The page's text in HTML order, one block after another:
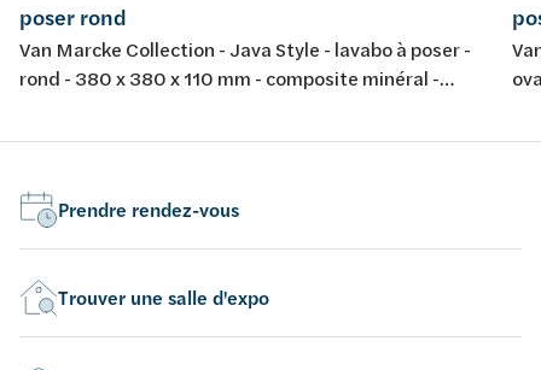
poser rond
Van Marcke Collection - Java Style - lavabo à poser -
rond - 380 x 380 x 110 mm - composite minéral -
Prendre rendez-vous
Trouver une salle d'expo